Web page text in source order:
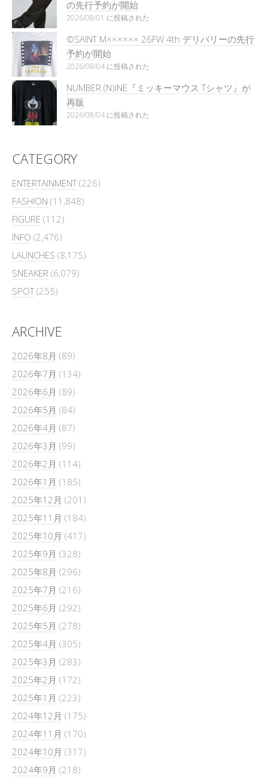
の先行予約が開始
2026/08/01 に投稿された
©SAINT M×××××× 26FW 4th デリバリーの先行
予約が開始
2026/08/04 に投稿された
NUMBER (N)INE『ミッキーマウス Tシャツ』が
再販
2026/08/04 に投稿された
CATEGORY
ENTERTAINMENT(226)
FASHION (11,848)
FIGURE (112)
INFO (2,476)
LAUNCHES (8,175)
SNEAKER (6,079)
SPOT(255)
ARCHIVE
2026年8月 (89)
2026年7月 (134)
2026年6月 (89)
2026年5月 (84)
2026年4月 (87)
2026年3月 (99)
2026年2月 (114)
2026年1月 (185)
2025年12月 (201)
2025年11月 (184)
2025年10月 (417)
2025年9月 (328)
2025年8月 (296)
2025年7月 (216)
2025年6月 (292)
2025年5月 (278)
2025年4月 (305)
2025年3月 (283)
2025年2月 (172)
2025年1月 (223)
2024年12月 (175)
2024年11月 (170)
2024年10月 (317)
2024年9月 (218)